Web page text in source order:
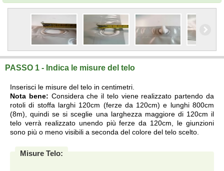
PASSO 1 - Indica le misure del telo
Inserisci le misure del telo in centimetri.
Nota bene: Considera che il telo viene realizzato partendo da
rotoli di stoffa larghi 120cm (ferze da 120cm) e lunghi 800cm
(8m), quindi se si sceglie una larghezza maggiore di 120cm il
telo verrà realizzato unendo più ferze da 120cm, le giunzioni
sono più o meno visibili a seconda del colore del telo scelto.
Misure Telo: